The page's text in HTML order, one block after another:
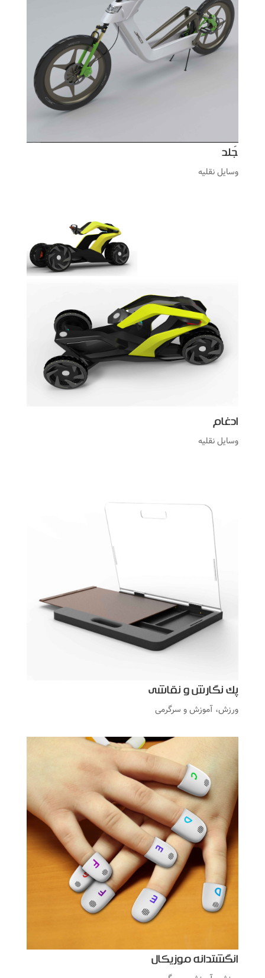
جَلد
وسایل نقلیه
ادغام
وسایل نقلیه
پک نگارش و نقاشی
ورزش، آموزش و سرگرمی
انگشتدانه موزیکال